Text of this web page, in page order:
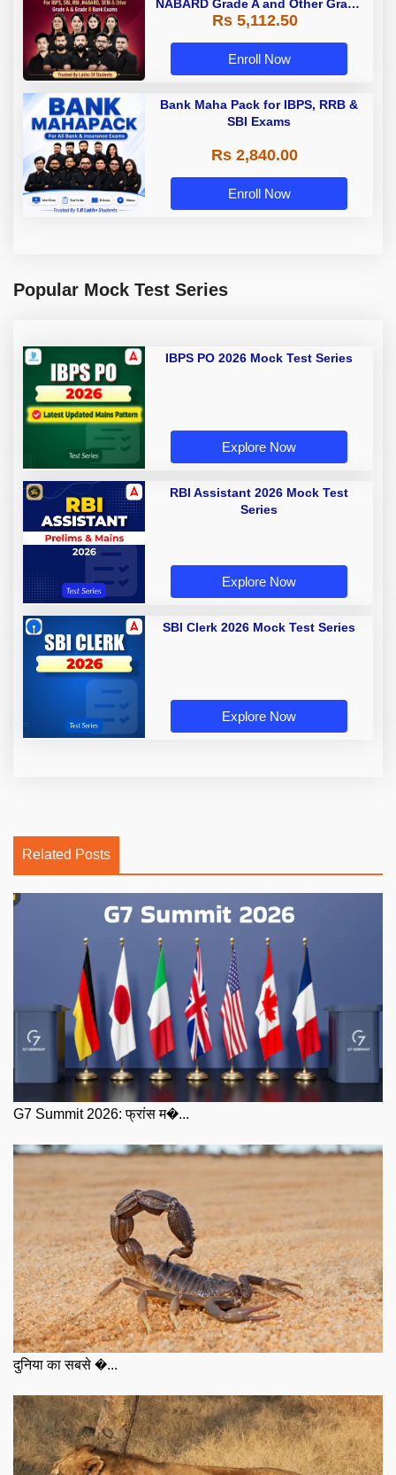
NABARD Grade A and Other Grade
A & Grade B Bank Exams
Rs 5,112.50
Enroll Now
Bank Maha Pack for IBPS, RRB &
SBI Exams
Rs 2,840.00
Enroll Now
Popular Mock Test Series
IBPS PO 2026 Mock Test Series
Explore Now
RBI Assistant 2026 Mock Test
Series
Explore Now
SBI Clerk 2026 Mock Test Series
Explore Now
Related Posts
G7 Summit 2026: फ्रांस म�...
दुनिया का सबसे �...